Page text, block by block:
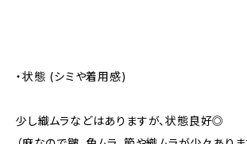
・状態 (シミや着用感)
少し織ムラなどはありますが、状態良好◎